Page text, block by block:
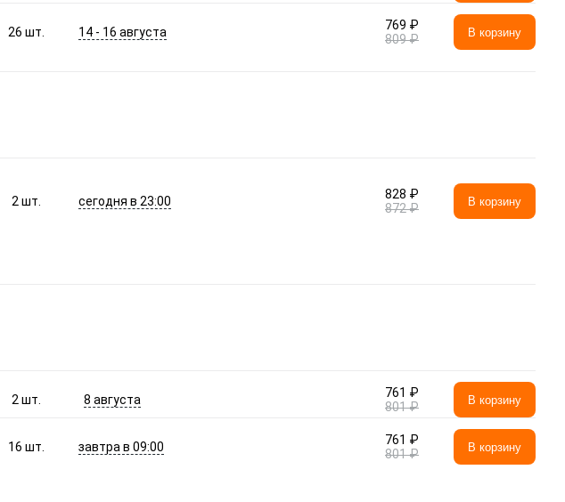
26шт. 14 - 16 августа
769 ₽
809 ₽
В корзину
2шт. сегодня в 23:00
828 ₽
872 ₽
В корзину
2шт. 8 августа
761 ₽
801 ₽
В корзину
16шт. завтра в 09:00
761 ₽
801 ₽
В корзину